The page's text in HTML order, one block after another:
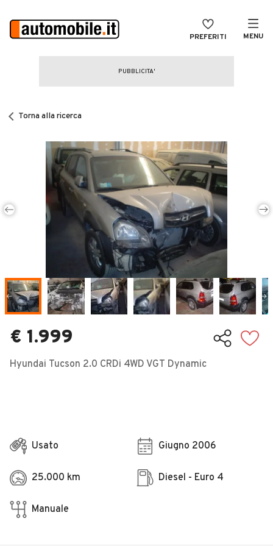
PREFERITI MENU
CERCA
Auto Nuove
Noleggio a lungo termine
Auto d'epoca
Moto
Veicoli Commerciali
Concessionari
Torna alla ricerca
€ 1.999
Hyundai Tucson 2.0 CRDi 4WD VGT Dynamic
Usato Giugno 2006
25.000 km Diesel - Euro 4
Manuale